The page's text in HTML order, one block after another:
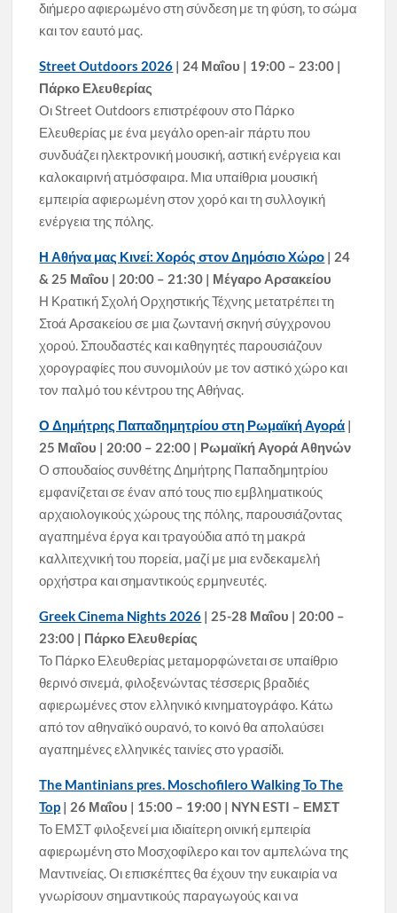
διήμερο αφιερωμένο στη σύνδεση με τη φύση, το σώμα
και τον εαυτό μας.
Street Outdoors 2026 | 24 Μαΐου | 19:00 – 23:00 |
Πάρκο Ελευθερίας
Οι Street Outdoors επιστρέφουν στο Πάρκο
Ελευθερίας με ένα μεγάλο open-air πάρτυ που
συνδυάζει ηλεκτρονική μουσική, αστική ενέργεια και
καλοκαιρινή ατμόσφαιρα. Μια υπαίθρια μουσική
εμπειρία αφιερωμένη στον χορό και τη συλλογική
ενέργεια της πόλης.
Η Αθήνα μας Κινεί: Χορός στον Δημόσιο Χώρο | 24
& 25 Μαΐου | 20:00 – 21:30 | Μέγαρο Αρσακείου
Η Κρατική Σχολή Ορχηστικής Τέχνης μετατρέπει τη
Στοά Αρσακείου σε μια ζωντανή σκηνή σύγχρονου
χορού. Σπουδαστές και καθηγητές παρουσιάζουν
χορογραφίες που συνομιλούν με τον αστικό χώρο και
τον παλμό του κέντρου της Αθήνας.
Ο Δημήτρης Παπαδημητρίου στη Ρωμαϊκή Αγορά |
25 Μαΐου | 20:00 – 22:00 | Ρωμαϊκή Αγορά Αθηνών
Ο σπουδαίος συνθέτης Δημήτρης Παπαδημητρίου
εμφανίζεται σε έναν από τους πιο εμβληματικούς
αρχαιολογικούς χώρους της πόλης, παρουσιάζοντας
αγαπημένα έργα και τραγούδια από τη μακρά
καλλιτεχνική του πορεία, μαζί με μια ενδεκαμελή
ορχήστρα και σημαντικούς ερμηνευτές.
Greek Cinema Nights 2026 | 25-28 Μαΐου | 20:00 –
23:00 | Πάρκο Ελευθερίας
Το Πάρκο Ελευθερίας μεταμορφώνεται σε υπαίθριο
θερινό σινεμά, φιλοξενώντας τέσσερις βραδιές
αφιερωμένες στον ελληνικό κινηματογράφο. Κάτω
από τον αθηναϊκό ουρανό, το κοινό θα απολαύσει
αγαπημένες ελληνικές ταινίες στο γρασίδι.
The Mantinians pres. Moschofilero Walking To The
Top | 26 Μαΐου | 15:00 – 19:00 | NYN ESTI – ΕΜΣΤ
Το ΕΜΣΤ φιλοξενεί μια ιδιαίτερη οινική εμπειρία
αφιερωμένη στο Μοσχοφίλερο και τον αμπελώνα της
Μαντινείας. Οι επισκέπτες θα έχουν την ευκαιρία να
γνωρίσουν σημαντικούς παραγωγούς και να